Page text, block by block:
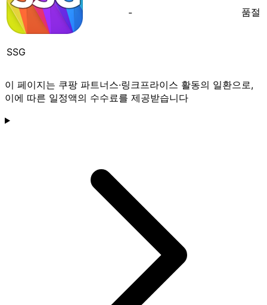
SSG
- 품절
이 페이지는 쿠팡 파트너스·링크프라이스 활동의 일환으로,
이에 따른 일정액의 수수료를 제공받습니다